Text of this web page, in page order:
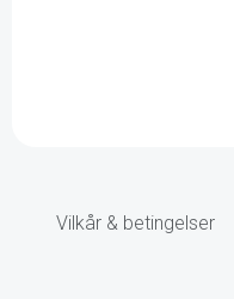
Vilkår & betingelser